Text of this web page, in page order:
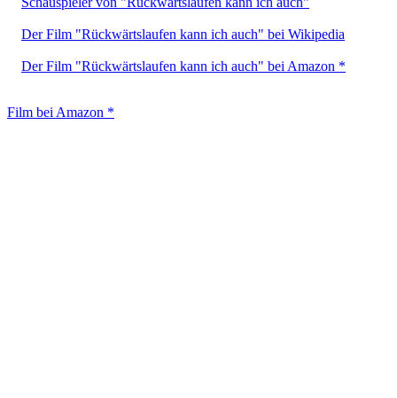
Der Film "Rückwärtslaufen kann ich auch" bei Wikipedia
Der Film "Rückwärtslaufen kann ich auch" bei Amazon *
Film bei Amazon *